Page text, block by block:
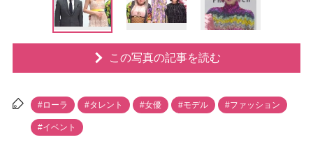
この写真の記事を読む
#ローラ #タレント #女優 #モデル #ファッション
#イベント